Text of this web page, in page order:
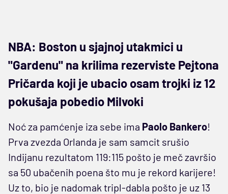
NBA: Boston u sjajnoj utakmici u
"Gardenu" na krilima rezerviste Pejtona
Pričarda koji je ubacio osam trojki iz 12
pokušaja pobedio Milvoki
Noć za pamćenje iza sebe ima Paolo Bankero!
Prva zvezda Orlanda je sam samcit srušio
Indijanu rezultatom 119:115 pošto je meč završio
sa 50 ubačenih poena što mu je rekord karijere!
Uz to, bio je nadomak tripl-dabla pošto je uz 13